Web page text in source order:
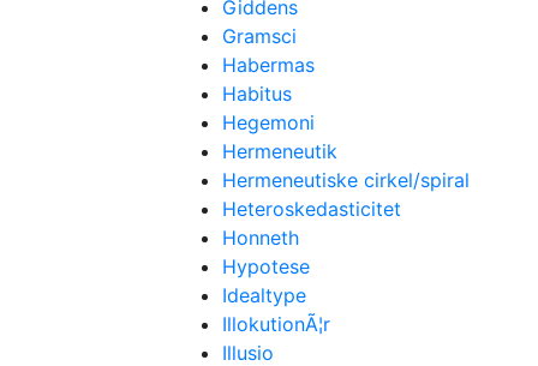
Giddens
Gramsci
Habermas
Habitus
Hegemoni
Hermeneutik
Hermeneutiske cirkel/spiral
Heteroskedasticitet
Honneth
Hypotese
Idealtype
IllokutionÃ¦r
Illusio